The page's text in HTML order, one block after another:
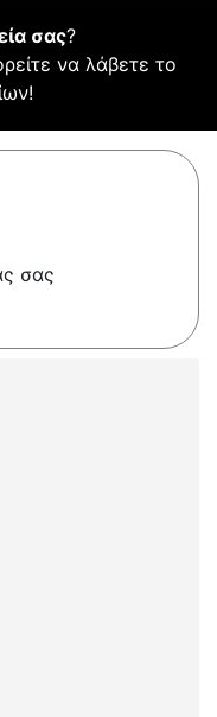
σας?
να λάβετε το
σας